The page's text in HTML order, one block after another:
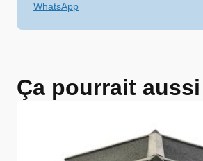
WhatsApp
Ça pourrait